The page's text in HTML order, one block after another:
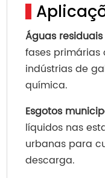
Águas
fases
indústrias de
química.
Esgotos
líquidos nas
urbanas para
descarga.